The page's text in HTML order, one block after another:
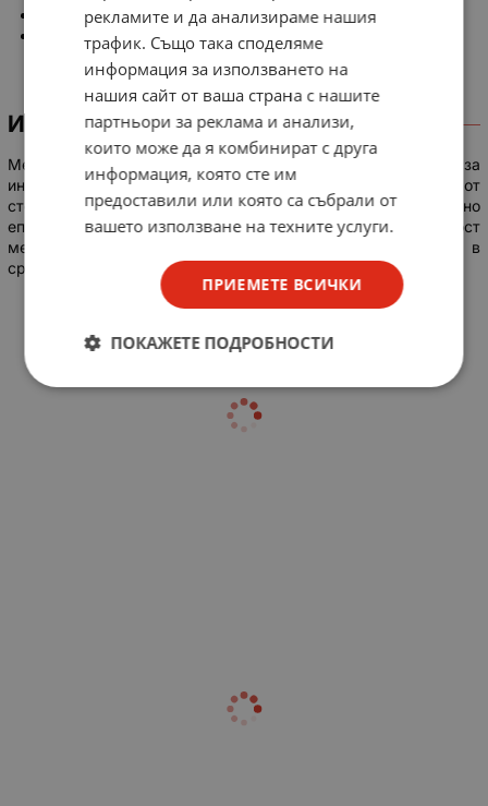
Удароустойчивост: IK10
Сертификати: CE, TUV, RoHS
ИНФОРМАЦИЯ
Метално табло за стенен монтаж, подходящо за
индустриална и жилищна употреба. Таблото е изработено от
стоманена листова ламарина с прахова полиестерно
епоксидна боя. Поради високата степен на удароустойчивост
металните табла са особено подходящи за приложение в
среди, в които има риск от механичен удар.
рекламите и да анализираме нашия
трафик. Също така споделяме
информация за използването на
нашия сайт от ваша страна с нашите
партньори за реклама и анализи,
които може да я комбинират с друга
информация, която сте им
предоставили или която са събрали от
вашето използване на техните услуги.
ПРИЕМЕТЕ ВСИЧКИ
ПОКАЖЕТЕ ПОДРОБНОСТИ